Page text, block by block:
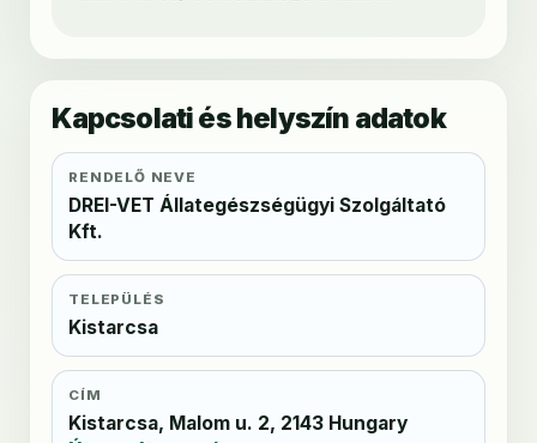
Kapcsolati és helyszín adatok
RENDELŐ NEVE
DREI-VET Állategészségügyi Szolgáltató
Kft.
TELEPÜLÉS
Kistarcsa
CÍM
Kistarcsa, Malom u. 2, 2143 Hungary